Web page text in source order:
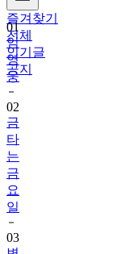
즐겨찾기
전체
인기글
공지
01
임
영
웅
02
금
타
는
금
요
일
03